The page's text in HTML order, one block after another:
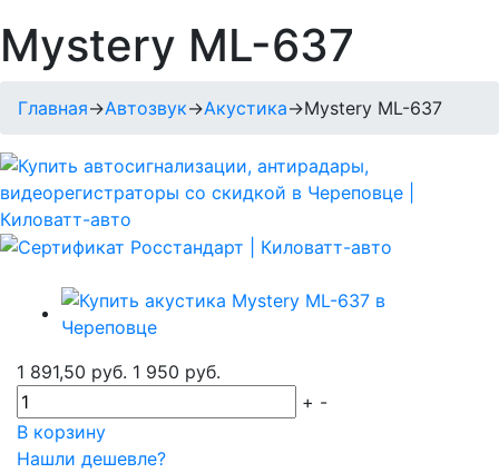
Mystery ML-637
Главная→Автозвук→Акустика→Mystery ML-637
1 891,50 руб. 1 950 руб.
+ -
В корзину
Нашли дешевле?